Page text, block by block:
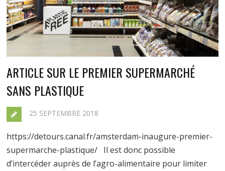
ARTICLE SUR LE PREMIER SUPERMARCHÉ
SANS PLASTIQUE
25 SEPTEMBRE 2018
https://detours.canal.fr/amsterdam-inaugure-premier-
supermarche-plastique/ Il est donc possible
d’intercéder auprès de l’agro-alimentaire pour limiter